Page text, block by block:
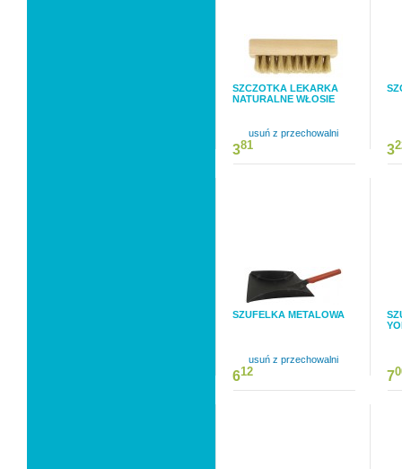
SZCZOTKA LEKARKA
NATURALNE WŁOSIE
usuń z przechowalni
381 3
SZUFELKA METALOWA
usuń z przechowalni
612 7